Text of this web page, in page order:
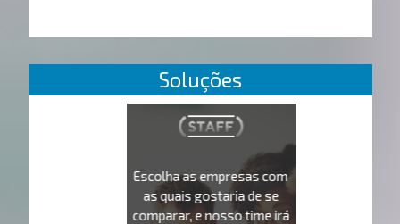
Soluções
Escolha as empresas com
as quais gostaria de se
comparar, e nosso time irá